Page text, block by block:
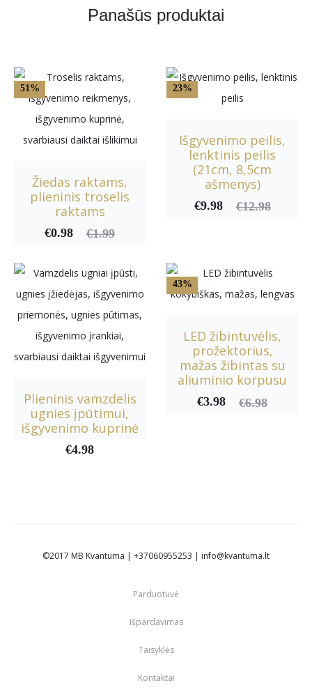
i
m
Panašūs produktai
51%
Žiedas raktams,
plieninis troselis
raktams
€1.99
Original
was:
€1.99.
€0.98
Current
is:
€0.98.
23%
Išgyvenimo peilis,
lenktinis peilis
(21cm, 8,5cm
ašmenys)
€12.98
Original
€9.98
Current
€9.98.
Plieninis vamzdelis
ugnies įpūtimui,
išgyvenimo kuprinė
€4.98
43%
LED žibintuvėlis,
prožektorius,
mažas žibintas su
aliuminio korpusu
€6.98
Original
€3.98
Current
©2017 MB Kvantuma | +37060955253 | info@kvantuma.lt
Parduotuvė
Išpardavimas
Taisyklės
Kontaktai